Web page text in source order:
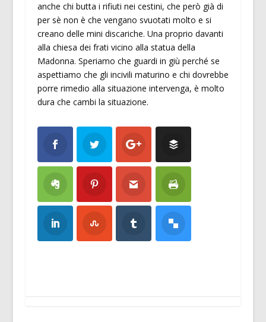
anche chi butta i rifiuti nei cestini, che però già di
per sè non è che vengano svuotati molto e si
creano delle mini discariche. Una proprio davanti
alla chiesa dei frati vicino alla statua della
Madonna. Speriamo che guardi in giù perché se
aspettiamo che gli incivili maturino e chi dovrebbe
porre rimedio alla situazione intervenga, è molto
dura che cambi la situazione.